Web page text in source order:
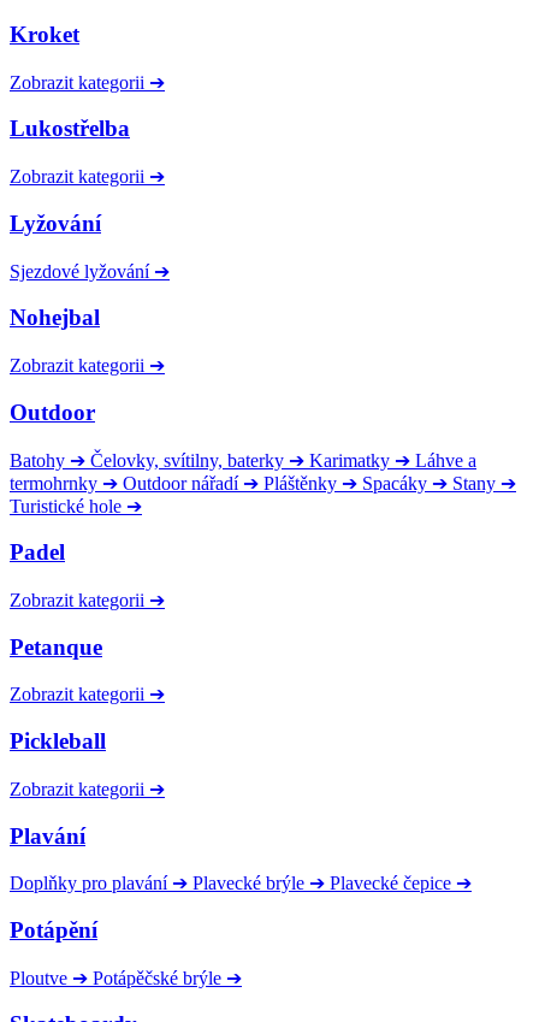
Kroket
Zobrazit kategorii ➔
Lukostřelba
Zobrazit kategorii ➔
Lyžování
Sjezdové lyžování ➔
Nohejbal
Zobrazit kategorii ➔
Outdoor
Batohy ➔ Čelovky, svítilny, baterky ➔ Karimatky ➔ Láhve a
termohrnky ➔ Outdoor nářadí ➔ Pláštěnky ➔ Spacáky ➔ Stany ➔
Turistické hole ➔
Padel
Zobrazit kategorii ➔
Petanque
Zobrazit kategorii ➔
Pickleball
Zobrazit kategorii ➔
Plavání
Doplňky pro plavání ➔ Plavecké brýle ➔ Plavecké čepice ➔
Potápění
Ploutve ➔ Potápěčské brýle ➔